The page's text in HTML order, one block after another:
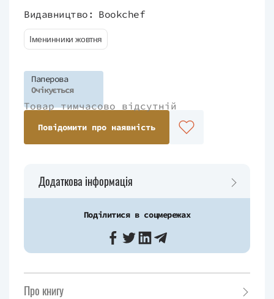
Видавництво: Bookchef
Іменинники жовтня
Паперова
Очікується
Товар тимчасово відсутній
Повідомити про наявність
Додаткова інформація
Поділитися в соцмережах
Про книгу